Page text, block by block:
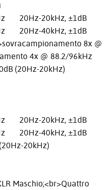
20Hz-20kHz, ±1dB
20Hz-40kHz, ±1dB
8x @
4x @ 88.2/96kHz
(20Hz-20kHz)
20Hz-20kHz, ±1dB
20Hz-40kHz, ±1dB
20kHz)
Maschio;<br>Quattro